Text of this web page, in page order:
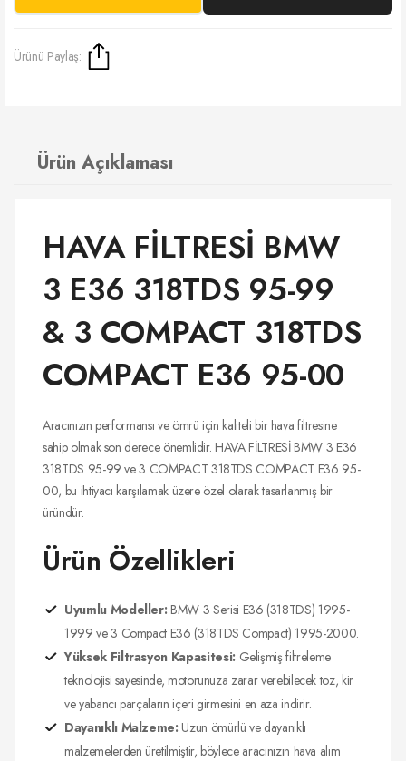
Ürünü Paylaş:
Ürün Açıklaması
HAVA FİLTRESİ BMW
3 E36 318TDS 95-99
& 3 COMPACT 318TDS
COMPACT E36 95-00
Aracınızın performansı ve ömrü için kaliteli bir hava filtresine
sahip olmak son derece önemlidir. HAVA FİLTRESİ BMW 3 E36
318TDS 95-99 ve 3 COMPACT 318TDS COMPACT E36 95-
00, bu ihtiyacı karşılamak üzere özel olarak tasarlanmış bir
üründür.
Ürün Özellikleri
Uyumlu Modeller: BMW 3 Serisi E36 (318TDS) 1995-
1999 ve 3 Compact E36 (318TDS Compact) 1995-2000.
Yüksek Filtrasyon Kapasitesi: Gelişmiş filtreleme
teknolojisi sayesinde, motorunuza zarar verebilecek toz, kir
ve yabancı parçaların içeri girmesini en aza indirir.
Dayanıklı Malzeme: Uzun ömürlü ve dayanıklı
malzemelerden üretilmiştir, böylece aracınızın hava alım